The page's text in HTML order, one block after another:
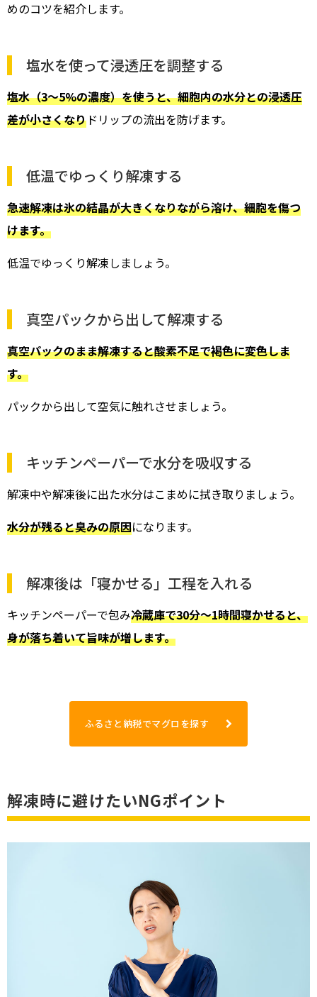
めのコツを紹介します。
塩水を使って浸透圧を調整する
塩水（3〜5%の濃度）を使うと、細胞内の水分との浸透圧
差が小さくなりドリップの流出を防げます。
低温でゆっくり解凍する
急速解凍は氷の結晶が大きくなりながら溶け、細胞を傷つ
けます。
低温でゆっくり解凍しましょう。
真空パックから出して解凍する
真空パックのまま解凍すると酸素不足で褐色に変色しま
す。
パックから出して空気に触れさせましょう。
キッチンペーパーで水分を吸収する
解凍中や解凍後に出た水分はこまめに拭き取りましょう。
水分が残ると臭みの原因になります。
解凍後は「寝かせる」工程を入れる
キッチンペーパーで包み冷蔵庫で30分〜1時間寝かせると、
身が落ち着いて旨味が増します。
ふるさと納税でマグロを探す
解凍時に避けたいNGポイント